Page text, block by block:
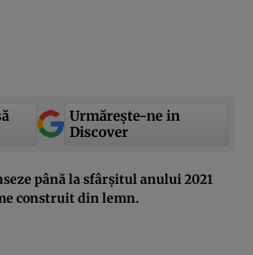
Urmărește-ne in
Discover
până la sfârșitul anului 2021
construit din lemn.